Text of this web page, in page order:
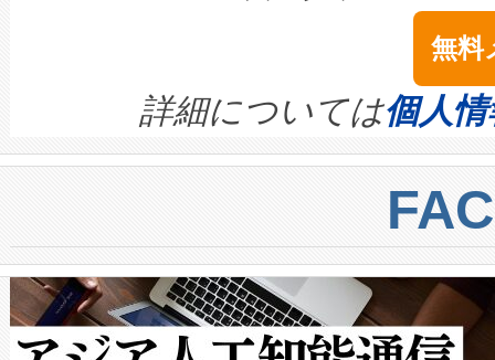
ームを利用すれば、6,000万
きます。この効率性は、フェ
念は、現在データセンターが
ます。 Voltaiq provides a
quality and reliability for AI
BESS stack to ensure battery
centers. Voltaiqは、ai&のAI
からシステム統合、試運転、
クルの各段階のデータを監視
[…]
は1535 nmレーザーを搭載。
イズの小径化を実現すること
す。ノーマルモードでは、
ートル先まで検出でき、これ
トに対して約600メートルに
では、反射率10％のターゲッ
で向上し、最大検知距離は
ットだけで最大1キロメート
無料
詳細については個人